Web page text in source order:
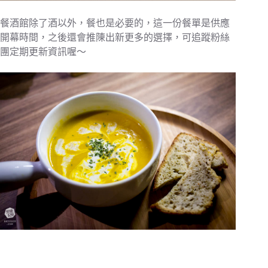
餐酒館除了酒以外，餐也是必要的，這一份餐單是供應
開幕時間，之後還會推陳出新更多的選擇，可追蹤粉絲
團定期更新資訊喔～